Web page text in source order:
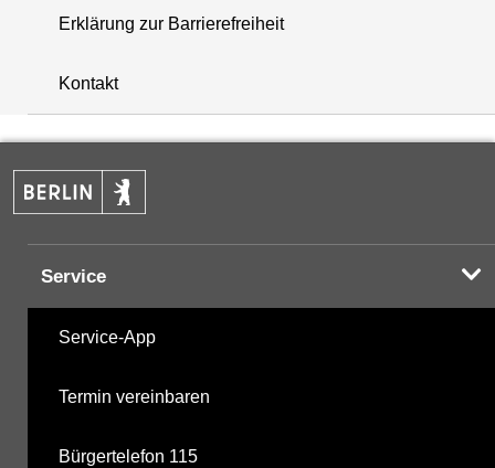
+
−
Erklärung zur Barrierefreiheit
Kontakt
Service
Service-App
Termin vereinbaren
Bürgertelefon 115